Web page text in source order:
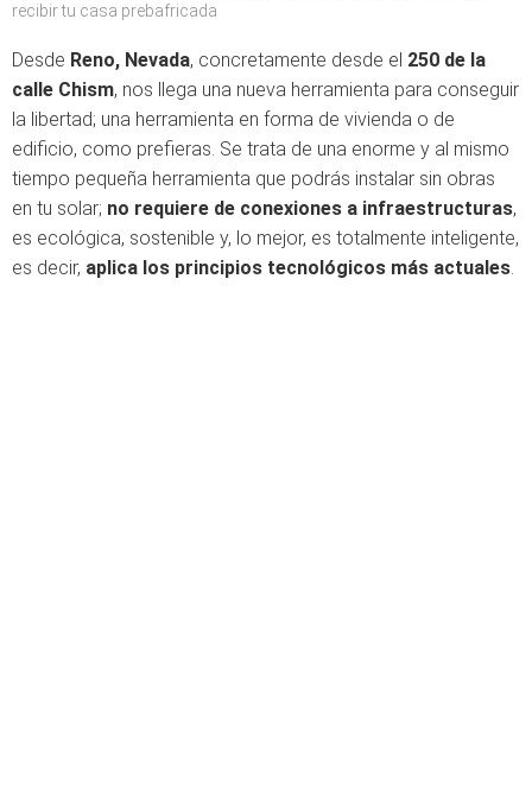
recibir tu casa prebafricada
Desde Reno, Nevada, concretamente desde el 250 de la
calle Chism, nos llega una nueva herramienta para conseguir
la libertad; una herramienta en forma de vivienda o de
edificio, como prefieras. Se trata de una enorme y al mismo
tiempo pequeña herramienta que podrás instalar sin obras
en tu solar; no requiere de conexiones a infraestructuras,
es ecológica, sostenible y, lo mejor, es totalmente inteligente,
es decir, aplica los principios tecnológicos más actuales.